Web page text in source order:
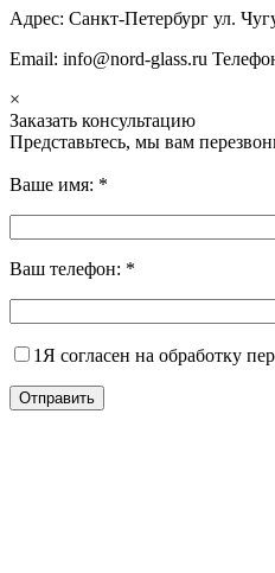
Адрес: Санкт-Петербург ул.
Email: info@nord-glass.ru
×
Заказать консультацию
Представьтесь, мы вам
Ваше имя: *
Ваш телефон: *
1 Я согласен на обработку